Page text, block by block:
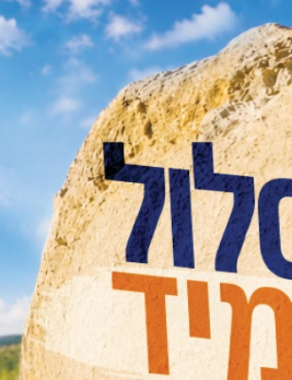
שני לוחמי צה"ל הי"ד